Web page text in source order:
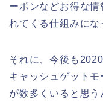
ーポンなどお得な
れてくる仕組みにな
それに、今後も
キャッシュゲットモ
が数多くいると思う